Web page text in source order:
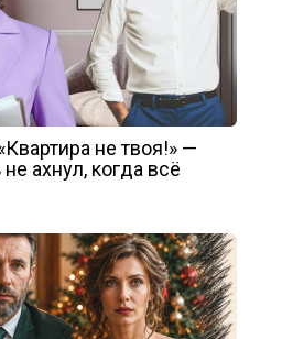
не твоя!» —
ахнул, когда всё